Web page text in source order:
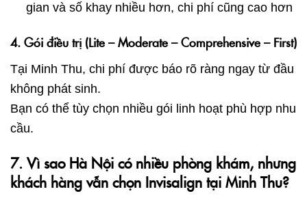
gian và số khay nhiều hơn, chi phí cũng cao hơn
4. Gói điều trị (Lite – Moderate – Comprehensive – First)
Tại Minh Thu, chi phí được báo rõ ràng ngay từ đầu
không phát sinh.
Bạn có thể tùy chọn nhiều gói linh hoạt phù hợp nhu
cầu.
7. Vì sao Hà Nội có nhiều phòng khám, nhưng
khách hàng vẫn chọn Invisalign tại Minh Thu?